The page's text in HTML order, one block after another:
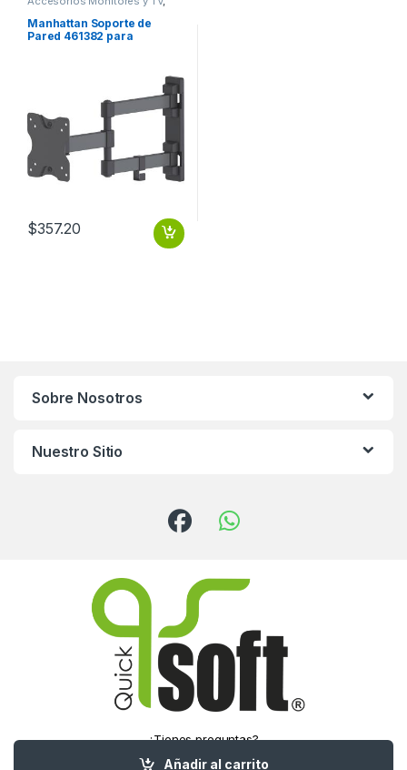
Añadir al carrito
Manhattan Soporte de
Pared 461382 para
ARTICULADO 13 A 27 20KG
$357.20
Sobre Nosotros
Nuestro Sitio
¿Tienes preguntas?
¡Llámanos!